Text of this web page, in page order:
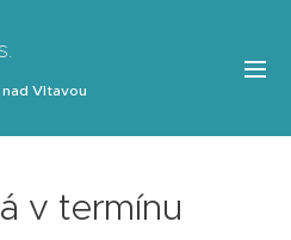
Vltavou
v termínu